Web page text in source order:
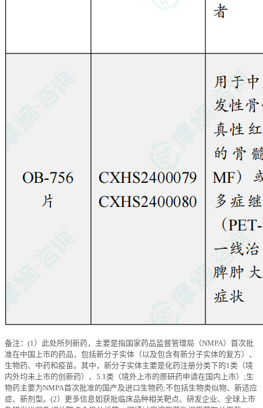
备注：(1）此处所列新药，主要是指国家药品监督管理局（NMPA）首次批
准在中国上市的药品，包括新分子实体（以及包含有新分子实体的复方）、
生物药、中药和疫苗。其中，新分子实体主要是化药注册分类下的1类（境
内外均未上市的创新药）、5.1类（境外上市的原研药申请在国内上市）;生
物药主要为NMPA首次批准的国产及进口生物药;不包括生物类似物、新适应
症、新剂型。(2）更多信息如获批临床品种相关靶点、研发企业、全球上市